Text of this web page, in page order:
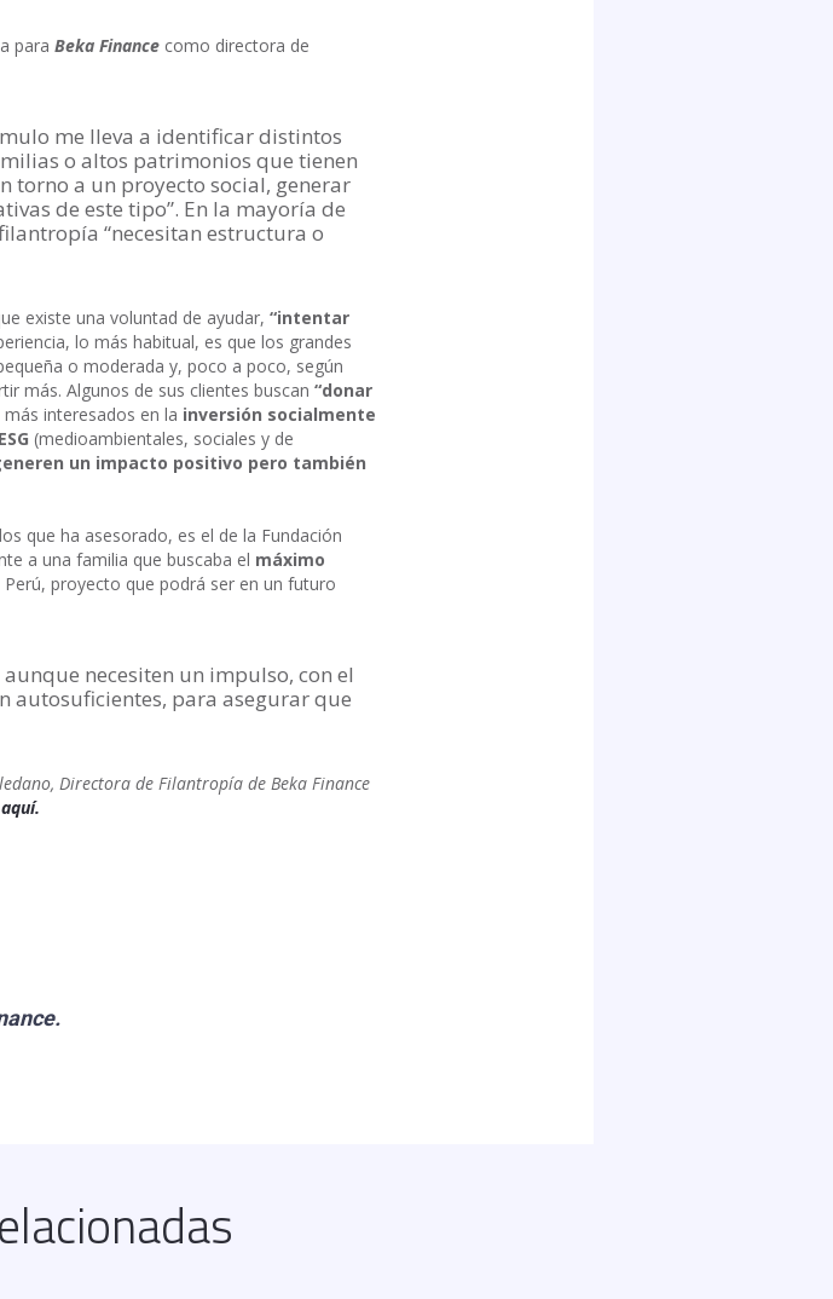
para Beka Finance como directora de
me lleva a identificar distintos
o altos patrimonios que tienen
torno a un proyecto social, generar
de este tipo”. En la mayoría de
“necesitan estructura o
existe una voluntad de ayudar, “intentar
lo más habitual, es que los grandes
o moderada y, poco a poco, según
más. Algunos de sus clientes buscan “donar
interesados en la inversión socialmente
(medioambientales, sociales y de
un impacto positivo pero también
que ha asesorado, es el de la Fundación
a una familia que buscaba el máximo
proyecto que podrá ser en un futuro
necesiten un impulso, con el
autosuficientes, para asegurar que
Directora de Filantropía de Beka Finance
aquí.
.